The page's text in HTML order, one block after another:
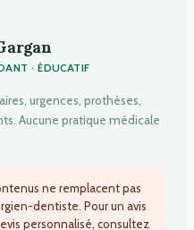
· ÉDUCATIF
urgences, prothèses,
Aucune pratique médicale
ne remplacent pas
dentiste. Pour un avis
personnalisé, consultez